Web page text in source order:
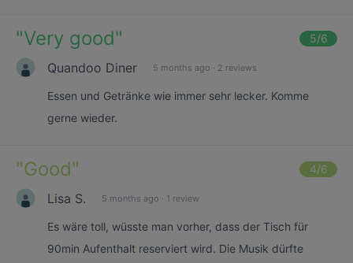
"Very good" 5/6
Quandoo Diner 5 months ago · 2 reviews
Essen und Getränke wie immer sehr lecker. Komme
gerne wieder.
"Good" 4/6
Lisa S. 5 months ago · 1 review
Es wäre toll, wüsste man vorher, dass der Tisch für
90min Aufenthalt reserviert wird. Die Musik dürfte